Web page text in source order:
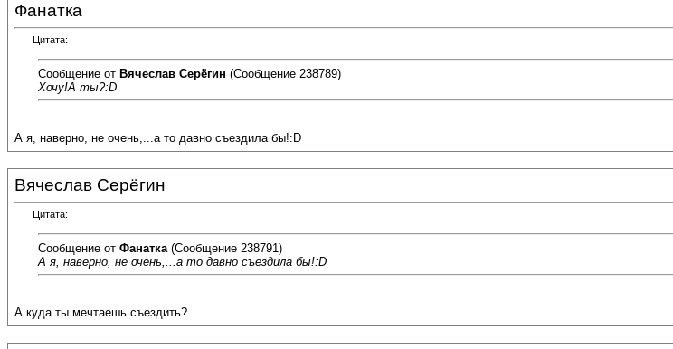
Фанатка
Цитата:
Сообщение от Вячеслав Серёгин (Сообщение 238789)
Хочу!А ты?:D
А я, наверно, не очень,...а то давно съездила бы!:D
Вячеслав Серёгин
Цитата:
Сообщение от Фанатка (Сообщение 238791)
А я, наверно, не очень,...а то давно съездила бы!:D
А куда ты мечтаешь съездить?